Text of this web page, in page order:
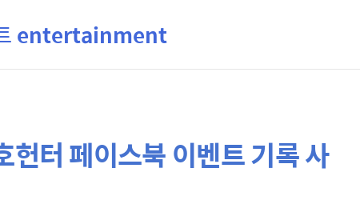
트 entertainment
헌터 페이스북 이벤트 기록 사